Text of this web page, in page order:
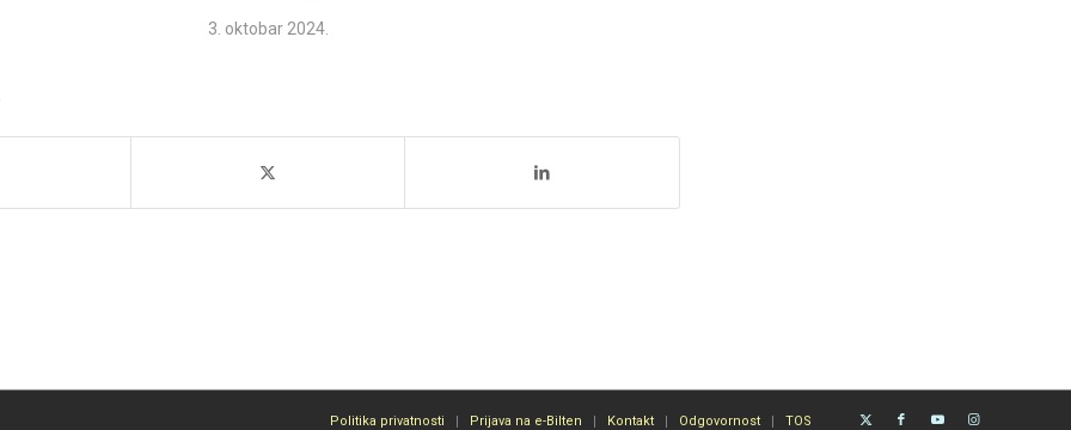
3. oktobar 2024.
Politika privatnosti Prijava na e-Bilten Kontakt Odgovornost TOS